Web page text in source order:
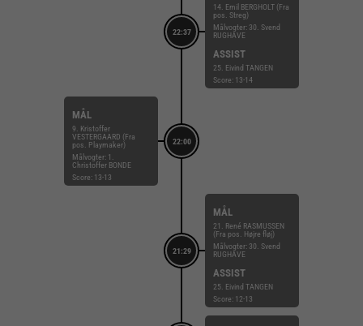
22:37
14. Emil BERGHOLT (Fra
pos. Streg)
Målvogter: 30. Svend
RUGHAVE
ASSIST
25. Eivind TANGEN
Score: 13-14
22:00
MÅL
9. Kristoffer
VESTERGAARD (Fra
pos. Playmaker)
Målvogter: 1.
Christoffer BONDE
Score: 13-13
21:29
MÅL
21. René RASMUSSEN
(Fra pos. Højre fløj)
Målvogter: 30. Svend
RUGHAVE
ASSIST
25. Eivind TANGEN
Score: 12-13